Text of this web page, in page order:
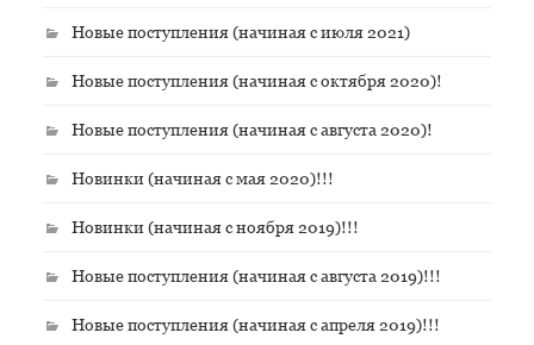
Новые поступления (начиная с июля 2021)
Новые поступления (начиная с октября 2020)!
Новые поступления (начиная с августа 2020)!
Новинки (начиная с мая 2020)!!!
Новинки (начиная с ноября 2019)!!!
Новые поступления (начиная с августа 2019)!!!
Новые поступления (начиная с апреля 2019)!!!